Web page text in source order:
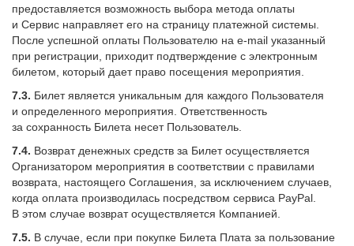
предоставляется возможность выбора метода оплаты
и Сервис направляет его на страницу платежной системы.
После успешной оплаты Пользователю на e-mail указанный
при регистрации, приходит подтверждение с электронным
билетом, который дает право посещения мероприятия.
7.3. Билет является уникальным для каждого Пользователя
и определенного мероприятия. Ответственность
за сохранность Билета несет Пользователь.
7.4. Возврат денежных средств за Билет осуществляется
Организатором мероприятия в соответствии с правилами
возврата, настоящего Соглашения, за исключением случаев,
когда оплата производилась посредством сервиса PayPal.
В этом случае возврат осуществляется Компанией.
7.5. В случае, если при покупке Билета Плата за пользование